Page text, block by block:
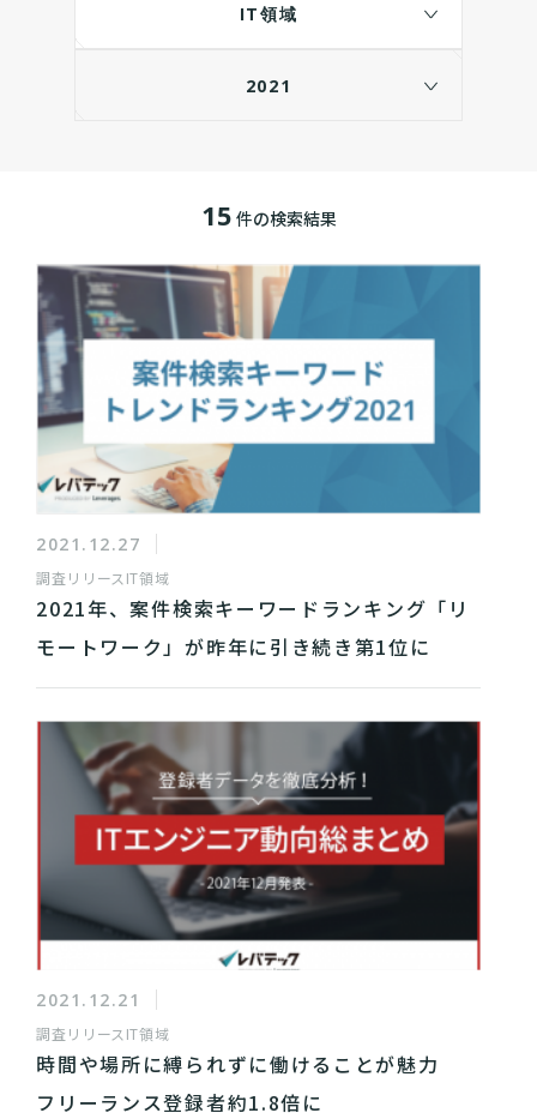
IT領域
2021
15 件の検索結果
2021.12.27
調査リリース IT領域
2021年、案件検索キーワードランキング「リ
モートワーク」が昨年に引き続き第1位に
2021.12.21
調査リリース IT領域
時間や場所に縛られずに働けることが魅力
フリーランス登録者約1.8倍に